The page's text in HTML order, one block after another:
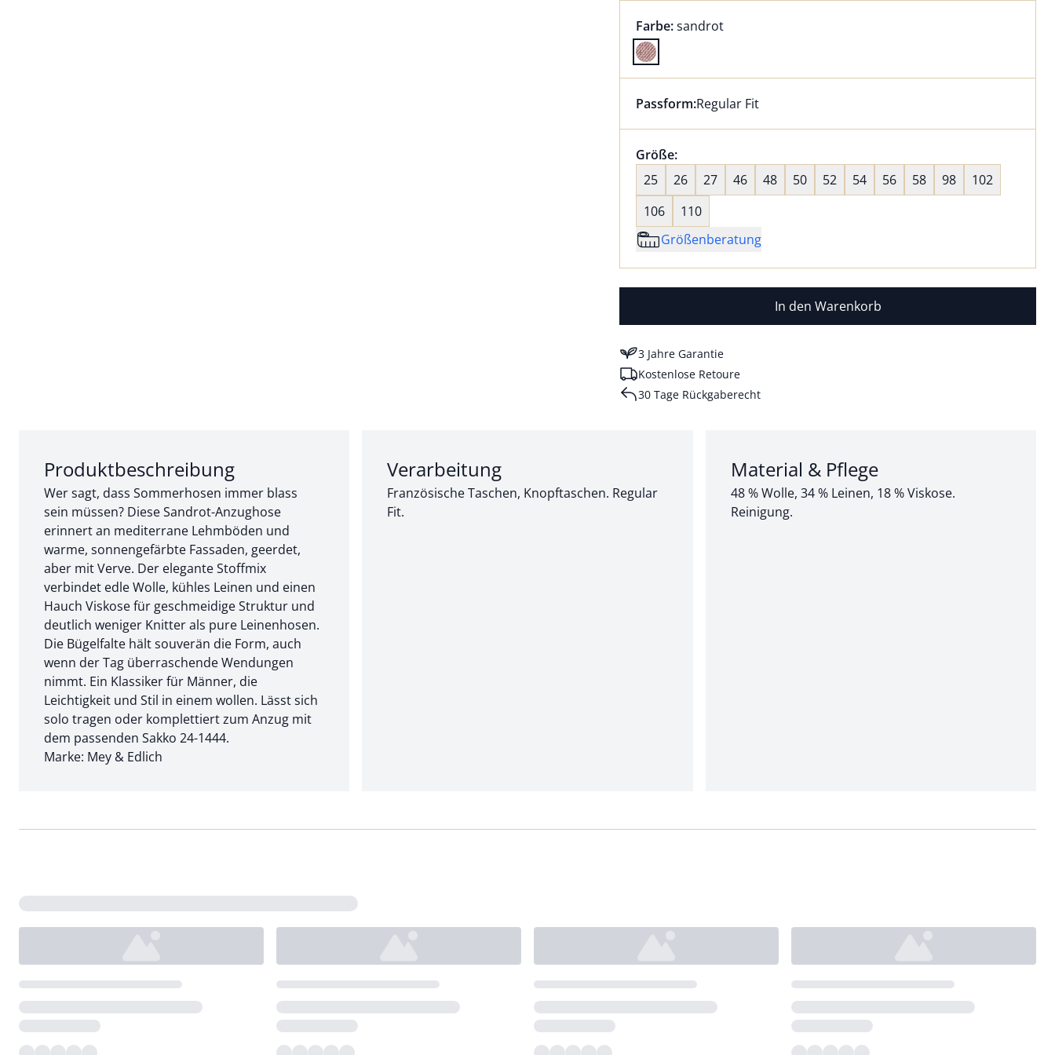
Farbauswahl:
Farbe:aktuell ausgewählt:
sandrot
Farbe sandrot ausgewählt
Dieser Artikel hat die Passform Regular Fit. für Informationen zu
Passform:Regular Fit
Größenauswahl:
Größe:nichts ausgewählt
25
26 27 46 48 50 52 54 56 58 98
102
106
110
Größenberatung
In den Warenkorb
3 Jahre Garantie
Kostenlose Retoure
30 Tage Rückgaberecht
Abschnitt 1 von 3:
Produktbeschreibung
Wer sagt, dass Sommerhosen immer blass
sein müssen? Diese Sandrot-Anzughose
erinnert an mediterrane Lehmböden und
warme, sonnengefärbte Fassaden, geerdet,
aber mit Verve. Der elegante Stoffmix
verbindet edle Wolle, kühles Leinen und einen
Hauch Viskose für geschmeidige Struktur und
deutlich weniger Knitter als pure Leinenhosen.
Die Bügelfalte hält souverän die Form, auch
wenn der Tag überraschende Wendungen
nimmt. Ein Klassiker für Männer, die
Leichtigkeit und Stil in einem wollen. Lässt sich
solo tragen oder komplettiert zum Anzug mit
dem passenden Sakko 24-1444.
Marke: Mey & Edlich
Abschnitt 2 von 3:
Verarbeitung
Französische Taschen, Knopftaschen. Regular
Fit.
Abschnitt 3 von 3:
Material & Pflege
48 % Wolle, 34 % Leinen, 18 % Viskose.
Reinigung.